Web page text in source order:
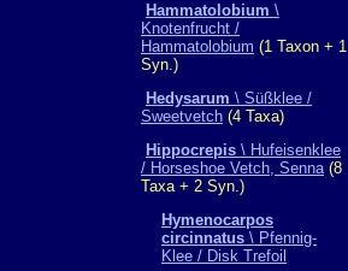
Hammatolobium \
Knotenfrucht /
Hammatolobium (1 Taxon + 1
Syn.)
Hedysarum \ Süßklee /
Sweetvetch (4 Taxa)
Hippocrepis \ Hufeisenklee
/ Horseshoe Vetch, Senna(8
Taxa + 2 Syn.)
Hymenocarpos
circinnatus \ Pfennig-
Klee / Disk Trefoil